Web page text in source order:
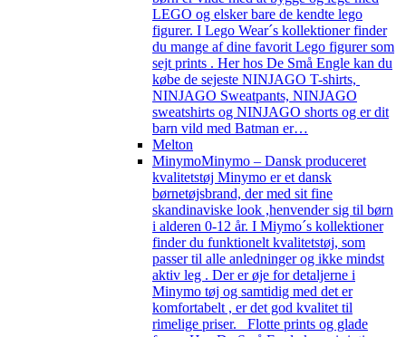
LEGO og elsker bare de kendte lego
figurer. I Lego Wear´s kollektioner finder
du mange af dine favorit Lego figurer som
sejt prints . Her hos De Små Engle kan du
købe de sejeste NINJAGO T-shirts,
NINJAGO Sweatpants, NINJAGO
sweatshirts og NINJAGO shorts og er dit
barn vild med Batman er…
Melton
MinymoMinymo – Dansk produceret
kvalitetstøj Minymo er et dansk
børnetøjsbrand, der med sit fine
skandinaviske look ,henvender sig til børn
i alderen 0-12 år. I Miymo´s kollektioner
finder du funktionelt kvalitetstøj, som
passer til alle anledninger og ikke mindst
aktiv leg . Der er øje for detaljerne i
Minymo tøj og samtidig med det er
komfortabelt , er det god kvalitet til
rimelige priser. Flotte prints og glade